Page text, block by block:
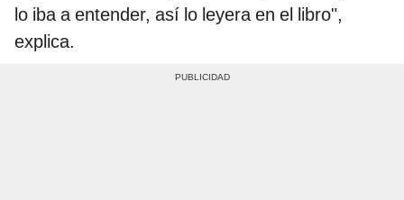
lo iba a entender, así lo leyera en el libro",
explica.